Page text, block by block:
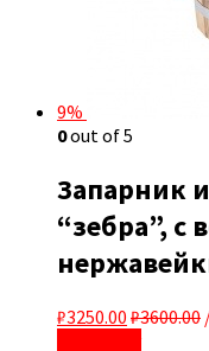
9%
0out of 5
Запарник
“зебра”, с
₽3250.00 ₽3600.00